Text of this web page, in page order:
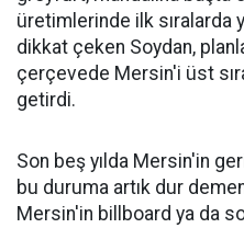
üretimlerinde ilk sıralarda
dikkat çeken Soydan,
çerçevede Mersin'i üst
getirdi.
Son beş yılda Mersin'in
bu duruma artık dur
Mersin'in billboard ya da